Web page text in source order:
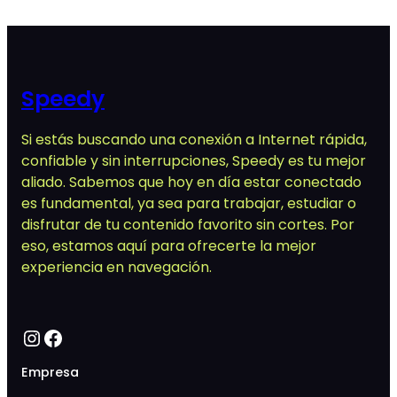
$ 1.190,00.$ 950,00.
Speedy
Si estás buscando una conexión a Internet rápida,
confiable y sin interrupciones, Speedy es tu mejor
aliado. Sabemos que hoy en día estar conectado
es fundamental, ya sea para trabajar, estudiar o
disfrutar de tu contenido favorito sin cortes. Por
eso, estamos aquí para ofrecerte la mejor
experiencia en navegación.
InstagramFacebook
Empresa